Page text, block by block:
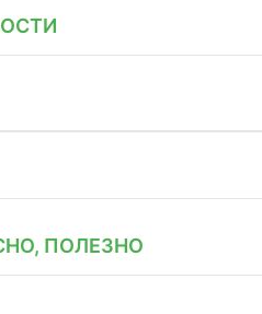
ПОЛЕЗНО